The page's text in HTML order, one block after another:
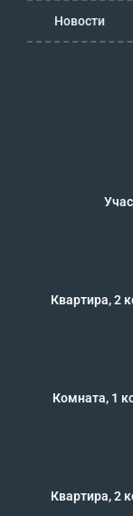
Новости
Квартира, 2
Комната, 1
Квартира, 2